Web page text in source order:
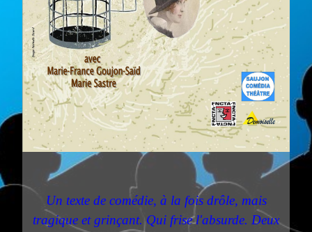
Un texte de comédie, à la fois drôle, mais
tragique et grinçant. Qui frise l'absurde. Deux